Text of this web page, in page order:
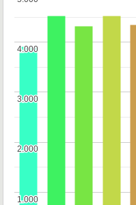
1.000
1.000
2.000
2.000
3.000
3.000
4.000
4.000